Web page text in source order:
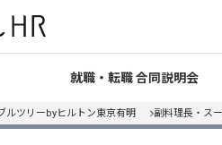
就職・転職 合同説明会
ルツリーbyヒルトン東京有明 副料理長・ス